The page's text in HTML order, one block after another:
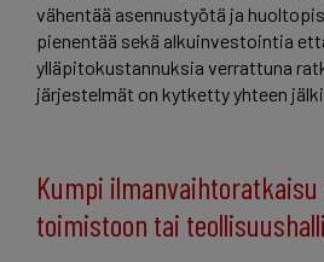
vähentää asennustyötä ja
pienentää sekä alkuinvestointia
ylläpitokustannuksia verrattuna
järjestelmät on kytketty yhteen
Kumpi
toimistoon tai